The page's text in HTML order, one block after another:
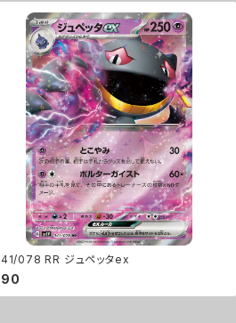
078 RR ジュペッタex